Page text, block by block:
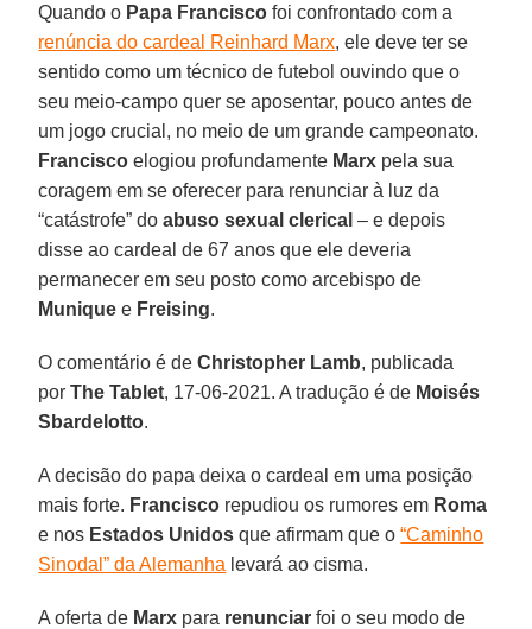
Quando o Papa Francisco foi confrontado com a
renúncia do cardeal Reinhard Marx, ele deve ter se
sentido como um técnico de futebol ouvindo que o
seu meio-campo quer se aposentar, pouco antes de
um jogo crucial, no meio de um grande campeonato.
Francisco elogiou profundamente Marx pela sua
coragem em se oferecer para renunciar à luz da
“catástrofe” doabuso sexual clerical – e depois
disse ao cardeal de 67 anos que ele deveria
permanecer em seu posto como arcebispo de
Munique e Freising.
O comentário é deChristopher Lamb, publicada
porThe Tablet, 17-06-2021. A tradução é de Moisés
Sbardelotto.
A decisão do papa deixa o cardeal em uma posição
mais forte. Francisco repudiou os rumores em Roma
e nos Estados Unidosque afirmam que o“Caminho
Sinodal” da Alemanha levará ao cisma.
A oferta de Marx para renunciar foi o seu modo de